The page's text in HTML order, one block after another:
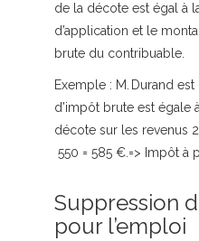
de la décote est égal à
d’application et le
brute du contribuable.
Exemple : M. Durand
d’impôt brute est égale
décote sur les revenus
550 = 585 €.=> Impôt à
Suppression
pour l’emploi